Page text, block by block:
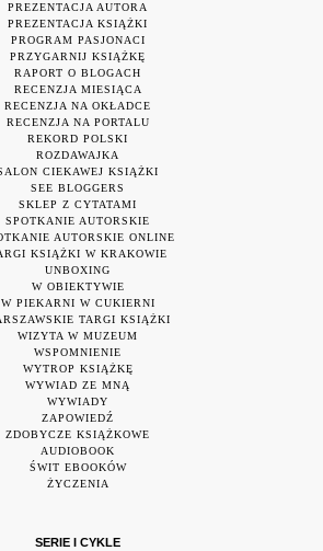
PREZENTACJA AUTORA
PREZENTACJA KSIĄŻKI
PROGRAM PASJONACI
PRZYGARNIJ KSIĄŻKĘ
RAPORT O BLOGACH
RECENZJA MIESIĄCA
RECENZJA NA OKŁADCE
RECENZJA NA PORTALU
REKORD POLSKI
ROZDAWAJKA
CIEKAWEJ KSIĄŻKI
SEE BLOGGERS
SKLEP Z CYTATAMI
SPOTKANIE AUTORSKIE
AUTORSKIE ONLINE
KSIĄŻKI W KRAKOWIE
UNBOXING
W OBIEKTYWIE
W PIEKARNI W CUKIERNI
TARGI KSIĄŻKI
WIZYTA W MUZEUM
WSPOMNIENIE
WYTROP KSIĄŻKĘ
WYWIAD ZE MNĄ
WYWIADY
ZAPOWIEDŹ
ZDOBYCZE KSIĄŻKOWE
AUDIOBOOK
ŚWIT EBOOKÓW
ŻYCZENIA
SERIE I CYKLE